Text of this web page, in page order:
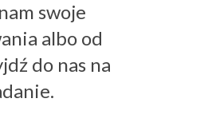
swoje
albo od
do nas na